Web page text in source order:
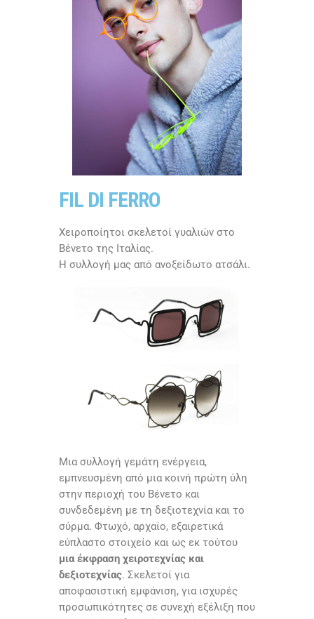
FIL DI FERRO
Χειροποίητοι σκελετοί γυαλιών στο
Βένετο της Ιταλίας.
Η συλλογή μας από ανοξείδωτο ατσάλι.
Μια συλλογή γεμάτη ενέργεια,
εμπνευσμένη από μια κοινή πρώτη ύλη
στην περιοχή του Βένετο και
συνδεδεμένη με τη δεξιοτεχνία και το
σύρμα. Φτωχό, αρχαίο, εξαιρετικά
εύπλαστο στοιχείο και ως εκ τούτου
μια έκφραση χειροτεχνίας και
δεξιοτεχνίας. Σκελετοί για
αποφασιστική εμφάνιση, για ισχυρές
προσωπικότητες σε συνεχή εξέλιξη που